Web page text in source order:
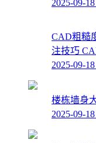
2025-09-
CAD粗糙
注技巧
2025-09-
楼栋墙身
2025-09-